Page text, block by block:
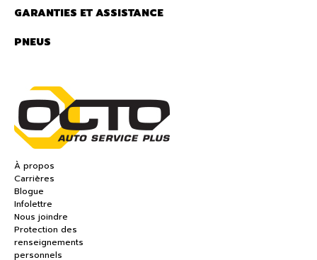
GARANTIES ET ASSISTANCE
PNEUS
À propos
Carrières
Blogue
Infolettre
Nous joindre
Protection des
renseignements
personnels